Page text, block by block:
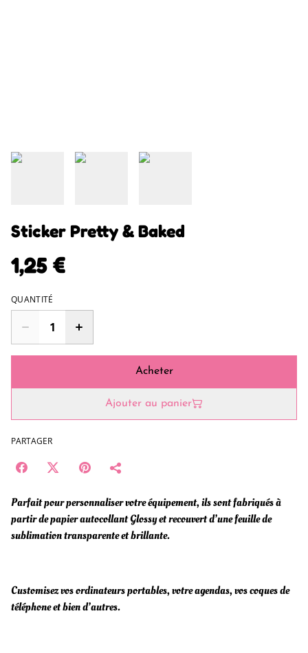
Sticker Pretty & Baked
1,25 €
QUANTITÉ
Acheter
Ajouter au panier
PARTAGER
Parfait pour personnaliser votre équipement, ils sont fabriqués à
partir de papier autocollant Glossy et recouvert d’une feuille de
sublimation transparente et brillante.
Customisez vos ordinateurs portables, votre agendas, vos coques de
téléphone et bien d’autres.